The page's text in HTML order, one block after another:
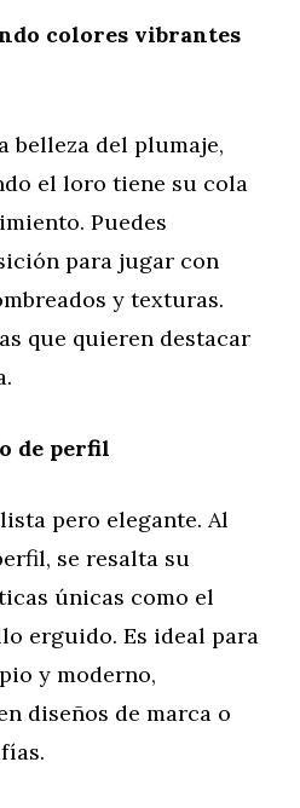
colores vibrantes
belleza del plumaje,
el loro tiene su cola
Puedes
para jugar con
y texturas.
que quieren destacar
de perfil
pero elegante. Al
se resalta su
únicas como el
erguido. Es ideal para
y moderno,
diseños de marca o